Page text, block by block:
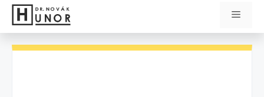
Kilépés
tartalomba
Menü